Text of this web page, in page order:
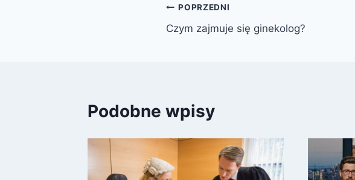
Nawigacja
wpisu
POPRZEDNI
Czym zajmuje się ginekolog?
Podobne wpisy